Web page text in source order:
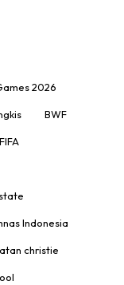
2026
BWF
FIFA
Indonesia
christie